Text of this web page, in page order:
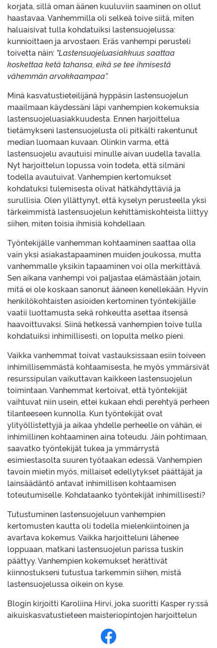
korjata, sillä oman äänen kuuluviin saaminen on ollut
haastavaa. Vanhemmilla oli selkeä toive siitä, miten
haluaisivat tulla kohdatuiksi lastensuojelussa:
kunnioittaen ja arvostaen. Eräs vanhempi perusteli
toivetta näin: ”Lastensuojeluasiakkuus saattaa
koskettaa ketä tahansa, eikä se tee ihmisestä
vähemmän arvokkaampaa”.
Minä kasvatustieteilijänä hyppäsin lastensuojelun
maailmaan käydessäni läpi vanhempien kokemuksia
lastensuojeluasiakkuudesta. Ennen harjoittelua
tietämykseni lastensuojelusta oli pitkälti rakentunut
median luomaan kuvaan. Olinkin varma, että
lastensuojelu avautuisi minulle aivan uudella tavalla.
Nyt harjoittelun lopussa voin todeta, että silmäni
todella avautuivat. Vanhempien kertomukset
kohdatuksi tulemisesta olivat hätkähdyttäviä ja
surullisia. Olen yllättynyt, että kyselyn perusteella yksi
tärkeimmistä lastensuojelun kehittämiskohteista liittyy
siihen, miten toisia ihmisiä kohdellaan.
Työntekijälle vanhemman kohtaaminen saattaa olla
vain yksi asiakastapaaminen muiden joukossa, mutta
vanhemmalle yksikin tapaaminen voi olla merkittävä.
Sen aikana vanhempi voi paljastaa elämästään jotain,
mitä ei ole koskaan sanonut ääneen kenellekään. Hyvin
henkilökohtaisten asioiden kertominen työntekijälle
vaatii luottamusta sekä rohkeutta asettaa itsensä
haavoittuvaksi. Siinä hetkessä vanhempien toive tulla
kohdatuiksi inhimillisesti, on lopulta melko pieni.
Vaikka vanhemmat toivat vastauksissaan esiin toiveen
inhimillisemmästä kohtaamisesta, he myös ymmärsivät
resurssipulan vaikuttavan kaikkeen lastensuojelun
toimintaan. Vanhemmat kertoivat, että työntekijät
vaihtuvat niin usein, ettei kukaan ehdi perehtyä perheen
tilanteeseen kunnolla. Kun työntekijät ovat
ylityöllistettyjä ja aikaa yhdelle perheelle on vähän, ei
inhimillinen kohtaaminen aina toteudu. Jäin pohtimaan,
saavatko työntekijät tukea ja ymmärrystä
esimiestasolta suuren työtaakan edessä. Vanhempien
tavoin mietin myös, millaiset edellytykset päättäjät ja
lainsäädäntö antavat inhimillisen kohtaamisen
toteutumiselle. Kohdataanko työntekijät inhimillisesti?
Tutustuminen lastensuojeluun vanhempien
kertomusten kautta oli todella mielenkiintoinen ja
avartava kokemus. Vaikka harjoitteluni lähenee
loppuaan, matkani lastensuojelun parissa tuskin
päättyy. Vanhempien kokemukset herättivät
kiinnostukseni tutustua tarkemmin siihen, mistä
lastensuojelussa oikein on kyse.
Blogin kirjoitti Karoliina Hirvi, joka suoritti Kasper ry:ssä
aikuiskasvatustieteen maisteriopintojen harjoittelun